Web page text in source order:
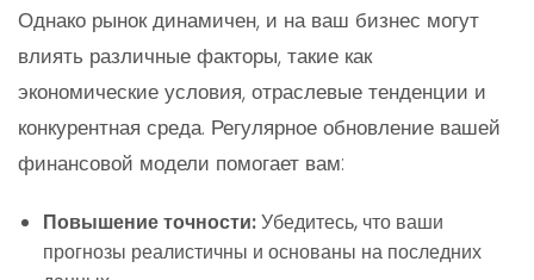
Однако рынок динамичен, и на ваш бизнес могут
влиять различные факторы, такие как
экономические условия, отраслевые тенденции и
конкурентная среда. Регулярное обновление вашей
финансовой модели помогает вам:
Повышение точности:Убедитесь, что ваши
прогнозы реалистичны и основаны на последних